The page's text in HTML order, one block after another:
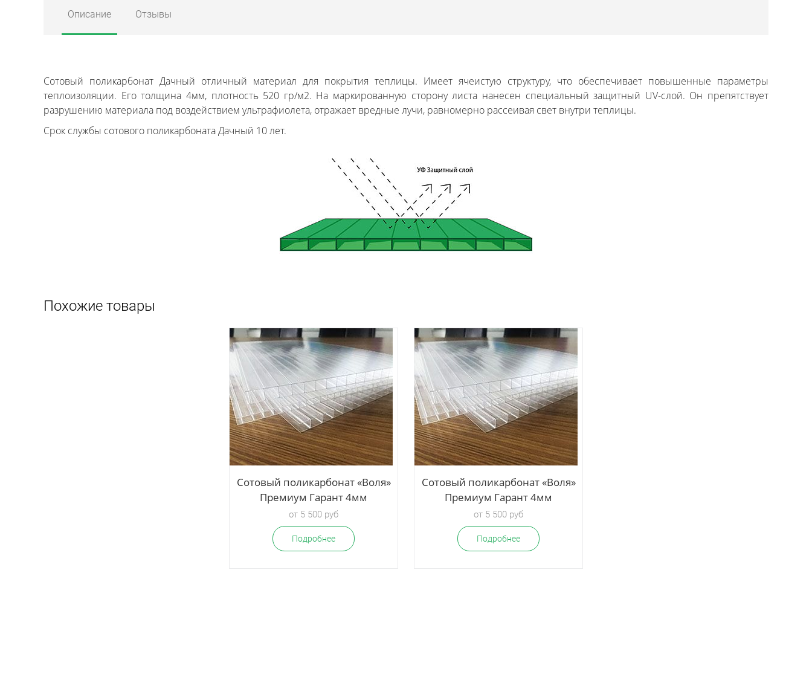
Описание Отзывы
Сотовый поликарбонат Дачный отличный материал для покрытия теплицы. Имеет ячеистую структуру, что обеспечивает повышенные параметры
теплоизоляции. Его толщина 4мм, плотность 520 гр/м2. На маркированную сторону листа нанесен специальный защитный UV-слой. Он препятствует
разрушению материала под воздействием ультрафиолета, отражает вредные лучи, равномерно рассеивая свет внутри теплицы.
Срок службы сотового поликарбоната Дачный 10 лет.
Похожие товары
Сотовый поликарбонат «Воля»
Премиум Гарант 4мм
от 5 500 руб
Подробнее
Сотовый поликарбонат «Воля»
Премиум Гарант 4мм
от 5 500 руб
Подробнее